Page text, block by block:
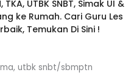
TKA, UTBK SNBT, Simak UI &
ke Rumah. Cari Guru Les
Temukan Di Sini !